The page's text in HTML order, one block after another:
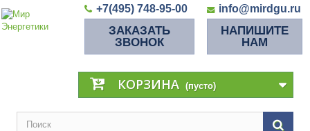
+7(495) 748-95-00 info@mirdgu.ru
ЗАКАЗАТЬ
ЗВОНОК
НАПИШИТЕ
НАМ
КОРЗИНА (пусто)